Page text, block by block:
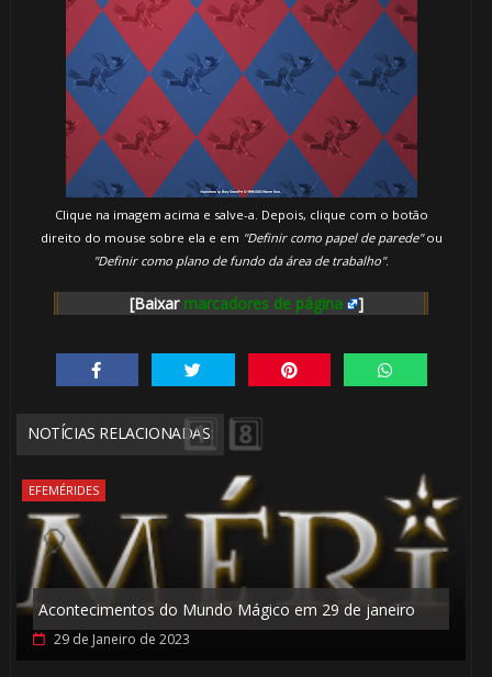
Clique na imagem acima e salve-a. Depois, clique com o botão
direito do mouse sobre ela e em "Definir como papel de parede"ou
"Definir como plano de fundo da área de trabalho".
[Baixar marcadores de página ]
NOTÍCIAS RELACIONADAS:
EFEMÉRIDES
Acontecimentos do Mundo Mágico em 29 de janeiro
29 de Janeiro de 2023
🎂
🎈
🎈
⚡